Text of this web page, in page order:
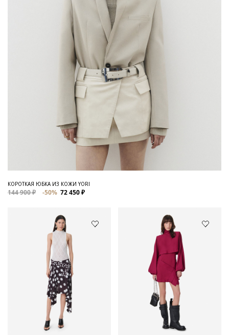
КОРОТКАЯ ЮБКА ИЗ КОЖИ YORI
144 900 ₽ -50% 72 450 ₽